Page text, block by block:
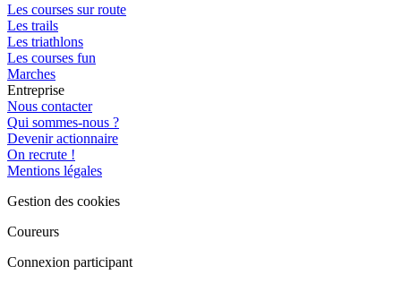
Les courses sur route
Les trails
Les triathlons
Les courses fun
Marches
Entreprise
Nous contacter
Qui sommes-nous ?
Devenir actionnaire
On recrute !
Mentions légales
Gestion des cookies
Coureurs
Connexion participant